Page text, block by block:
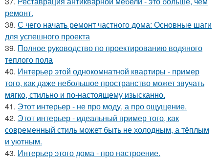
ремонт.
38. С чего начать ремонт частного дома: Основные шаги
для успешного проекта
39. Полное руководство по проектированию водяного
теплого пола
40. Интерьер этой однокомнатной квартиры - пример
того, как даже небольшое пространство может звучать
мягко, стильно и по-настоящему изысканно.
41. Этот интерьер - не про моду, а про ощущение.
42. Этот интерьер - идеальный пример того, как
современный стиль может быть не холодным, а тёплым
и уютным.
43. Интерьер этого дома - про настроение.